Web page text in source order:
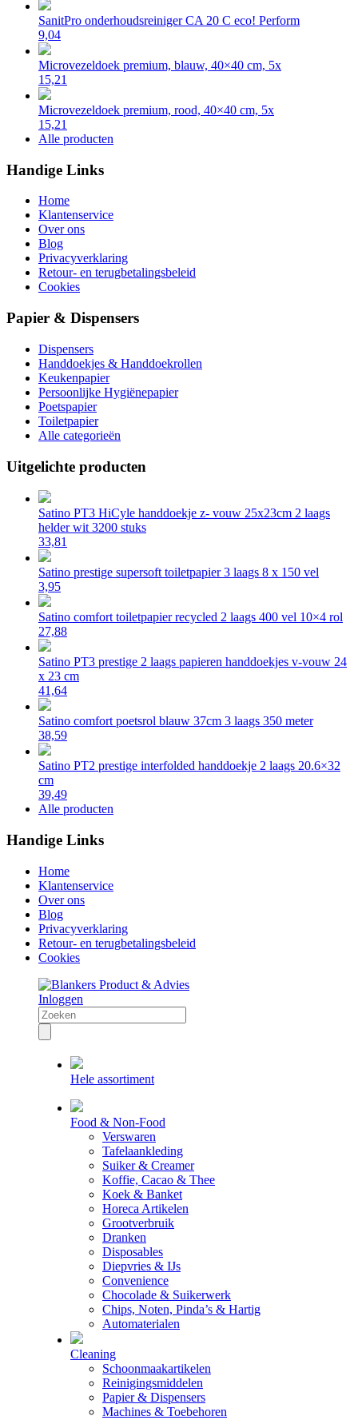
SanitPro onderhoudsreiniger CA 20 C eco! Perform
9,04
Microvezeldoek premium, blauw, 40×40 cm, 5x
15,21
Microvezeldoek premium, rood, 40×40 cm, 5x
15,21
Alle producten
Handige Links
Home
Klantenservice
Over ons
Blog
Privacyverklaring
Retour- en terugbetalingsbeleid
Cookies
Papier & Dispensers
Dispensers
Handdoekjes & Handdoekrollen
Keukenpapier
Persoonlijke Hygiënepapier
Poetspapier
Toiletpapier
Alle categorieën
Uitgelichte producten
Satino PT3 HiCyle handdoekje z- vouw 25x23cm 2 laags
helder wit 3200 stuks
33,81
Satino prestige supersoft toiletpapier 3 laags 8 x 150 vel
3,95
Satino comfort toiletpapier recycled 2 laags 400 vel 10×4 rol
27,88
Satino PT3 prestige 2 laags papieren handdoekjes v-vouw 24
x 23 cm
41,64
Satino comfort poetsrol blauw 37cm 3 laags 350 meter
38,59
Satino PT2 prestige interfolded handdoekje 2 laags 20.6×32
cm
39,49
Alle producten
Handige Links
Home
Klantenservice
Over ons
Blog
Privacyverklaring
Retour- en terugbetalingsbeleid
Cookies
Inloggen
Hele assortiment
Food & Non-Food
Verswaren
Tafelaankleding
Suiker & Creamer
Koffie, Cacao & Thee
Koek & Banket
Horeca Artikelen
Grootverbruik
Dranken
Disposables
Diepvries & IJs
Convenience
Chocolade & Suikerwerk
Chips, Noten, Pinda’s & Hartig
Automaterialen
Cleaning
Schoonmaakartikelen
Reinigingsmiddelen
Papier & Dispensers
Machines & Toebehoren